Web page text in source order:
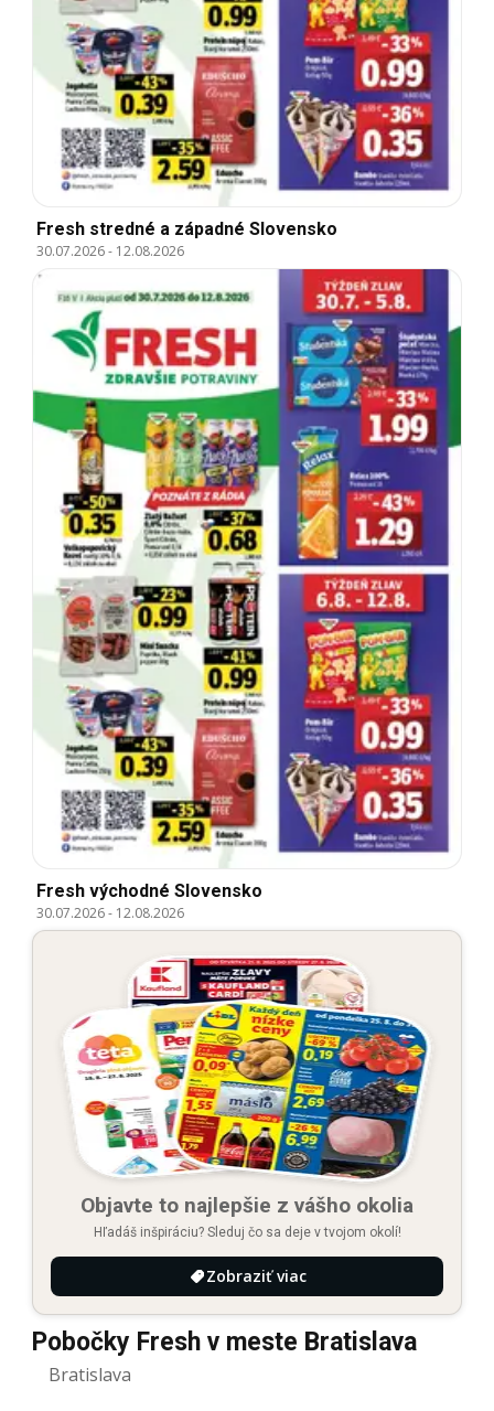
Fresh stredné a západné Slovensko
30.07.2026- 12.08.2026
Fresh východné Slovensko
30.07.2026- 12.08.2026
Objavte to najlepšie z vášho okolia
Hľadáš inšpiráciu? Sleduj čo sa deje v tvojom okolí!
Zobraziť viac
Pobočky Fresh v meste Bratislava
Bratislava